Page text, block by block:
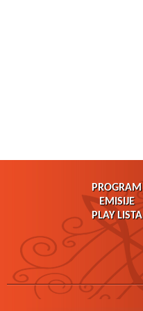
PROGRAM
EMISIJE
PLAY LISTA